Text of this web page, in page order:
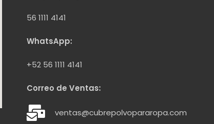
56 1111 4141
WhatsApp:
+52 56 1111 4141
Correo de Ventas:
ventas@cubrepolvopararopa.com